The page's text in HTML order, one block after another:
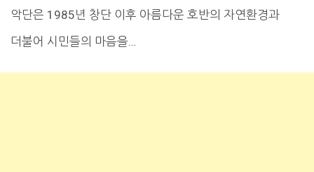
악단은 1985년 창단 이후 아름다운 호반의 자연환경과
더불어 시민들의 마음을…